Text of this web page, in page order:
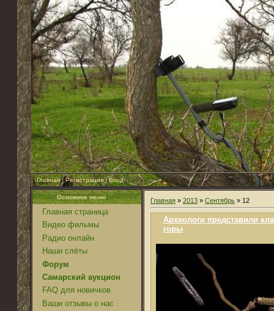
Главная|Регистрация|Вход
Основное меню
Главная страница
Видео фильмы
Радио онлайн
Наши слёты
Форум
Самарский аукцион
FAQ для новичков
Ваши отзывы о нас
Главная » 2013 » Сентябрь » 12
Археологи представили
горы